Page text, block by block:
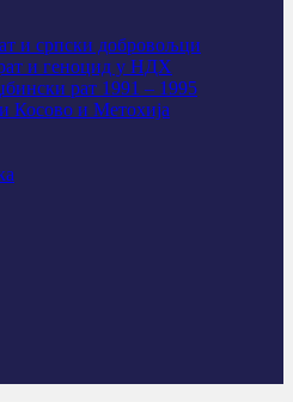
и српски добровољци
и геноцид у НДХ
рат 1991 – 1995
Косово и Метохија